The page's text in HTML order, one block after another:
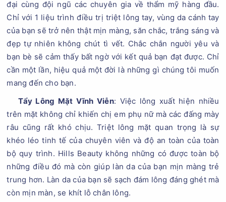
đại cùng đội ngũ các chuyên gia về thẩm mỹ hàng đầu.
Chỉ với 1 liệu trình điều trị triệt lông tay, vùng da cánh tay
của bạn sẽ trở nên thật mịn màng, săn chắc, trắng sáng và
đẹp tự nhiên không chút tì vết. Chắc chắn người yêu và
bạn bè sẽ cảm thấy bất ngờ với kết quả bạn đạt được. Chỉ
cần một lần, hiệu quả một đời là những gì chúng tôi muốn
mang đến cho bạn.
Tẩy Lông Mặt Vĩnh Viễn: Việc lông xuất hiện nhiều
trên mặt không chỉ khiến chị em phụ nữ mà các đấng mày
râu cũng rất khó chịu. Triệt lông mặt quan trọng là sự
khéo léo tinh tế của chuyên viên và độ an toàn của toàn
bộ quy trình. Hills Beauty không những có được toàn bộ
những điều đó mà còn giúp làn da của bạn mịn màng trẻ
trung hơn. Làn da của bạn sẽ sạch đám lông đáng ghét mà
còn mịn màn, se khít lỗ chân lông.